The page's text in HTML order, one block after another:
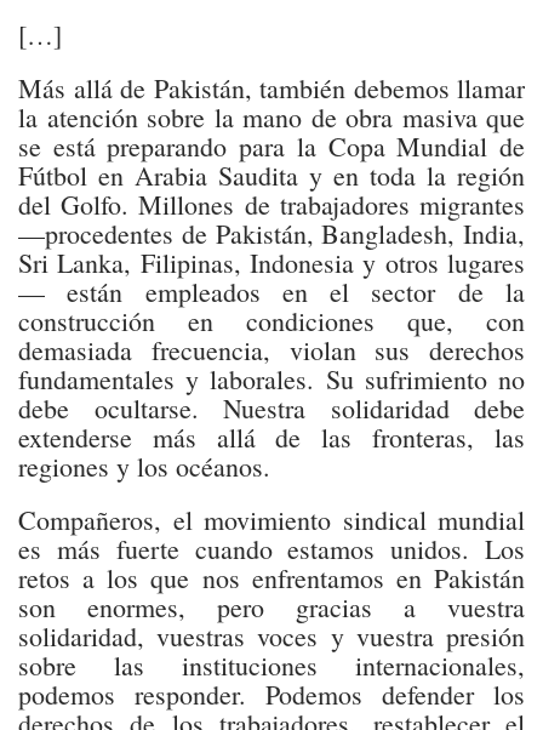
[…]
Más allá de Pakistán, también debemos llamar
la atención sobre la mano de obra masiva que
se está preparando para la Copa Mundial de
Fútbol en Arabia Saudita y en toda la región
del Golfo. Millones de trabajadores migrantes
—procedentes de Pakistán, Bangladesh, India,
Sri Lanka, Filipinas, Indonesia y otros lugares
— están empleados en el sector de la
construcción en condiciones que, con
demasiada frecuencia, violan sus derechos
fundamentales y laborales. Su sufrimiento no
debe ocultarse. Nuestra solidaridad debe
extenderse más allá de las fronteras, las
regiones y los océanos.
Compañeros, el movimiento sindical mundial
es más fuerte cuando estamos unidos. Los
retos a los que nos enfrentamos en Pakistán
son enormes, pero gracias a vuestra
solidaridad, vuestras voces y vuestra presión
sobre las instituciones internacionales,
podemos responder. Podemos defender los